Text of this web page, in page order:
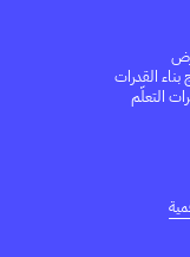
القدرات
التعلّم